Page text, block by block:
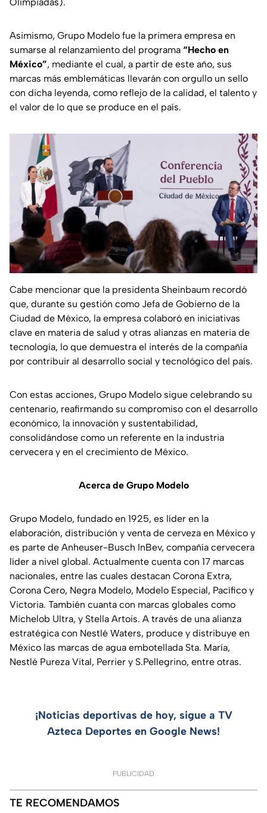
Asimismo, Grupo Modelo fue la primera empresa en
sumarse al relanzamiento del programa “Hecho en
México”, mediante el cual, a partir de este año, sus
marcas más emblemáticas llevarán con orgullo un sello
con dicha leyenda, como reflejo de la calidad, el talento y
el valor de lo que se produce en el país.
Cabe mencionar que la presidenta Sheinbaum recordó
que, durante su gestión como Jefa de Gobierno de la
Ciudad de México, la empresa colaboró en iniciativas
clave en materia de salud y otras alianzas en materia de
tecnología, lo que demuestra el interés de la compañía
por contribuir al desarrollo social y tecnológico del país.
Con estas acciones, Grupo Modelo sigue celebrando su
centenario, reafirmando su compromiso con el desarrollo
económico, la innovación y sustentabilidad,
consolidándose como un referente en la industria
cervecera y en el crecimiento de México.
Acerca de Grupo Modelo
Grupo Modelo, fundado en 1925, es líder en la
elaboración, distribución y venta de cerveza en México y
es parte de Anheuser-Busch InBev, compañía cervecera
líder a nivel global. Actualmente cuenta con 17 marcas
nacionales, entre las cuales destacan Corona Extra,
Corona Cero, Negra Modelo, Modelo Especial, Pacífico y
Victoria. También cuanta con marcas globales como
Michelob Ultra, y Stella Artois. A través de una alianza
estratégica con Nestlé Waters, produce y distribuye en
México las marcas de agua embotellada Sta. María,
Nestlé Pureza Vital, Perrier y S.Pellegrino, entre otras.
¡Noticias deportivas de hoy, sigue a TV
Azteca Deportes en Google News!
PUBLICIDAD
TE RECOMENDAMOS